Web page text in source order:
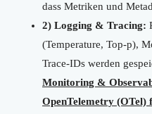
dass Metriken und
2) Logging & Tracing:
(Temperature, Top-p),
Trace-IDs werden
Monitoring &
OpenTelemetry